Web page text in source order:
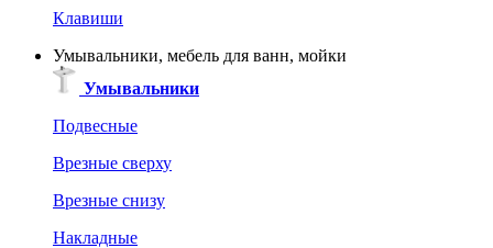
Клавиши
Умывальники, мебель для ванн, мойки
Умывальники
Подвесные
Врезные сверху
Врезные снизу
Накладные